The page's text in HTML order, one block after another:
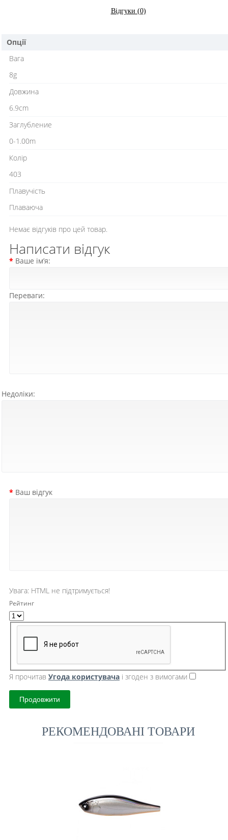
Відгуки (0)
Опції
Вага
8g
Довжина
6.9cm
Заглубление
0-1.00m
Колір
403
Плавучість
Плаваюча
Немає відгуків про цей товар.
Написати відгук
Ваше ім’я:
Переваги:
Недоліки:
Ваш відгук
Увага: HTML не підтримується!
Рейтинг
Я прочитав Угода користувача і згоден з вимогами
Продовжити
РЕКОМЕНДОВАНІ ТОВАРИ